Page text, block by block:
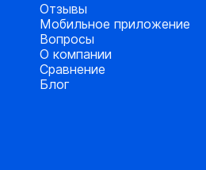
Отзывы
Мобильное приложение
Вопросы
О компании
Сравнение
Блог